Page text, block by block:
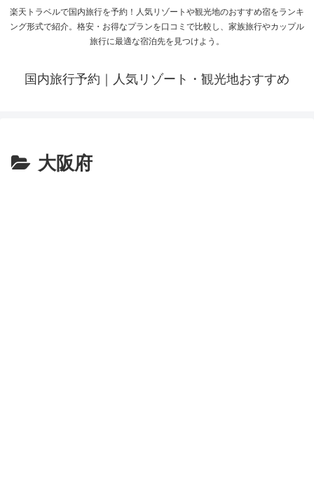
楽天トラベルで国内旅行を予約！人気リゾートや観光地のおすすめ宿をランキ
ング形式で紹介。格安・お得なプランを口コミで比較し、家族旅行やカップル
旅行に最適な宿泊先を見つけよう。
国内旅行予約｜人気リゾート・観光地おすすめ
大阪府